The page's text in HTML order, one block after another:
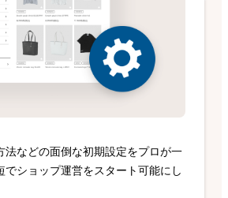
法などの面倒な初期設定をプロが一
でショップ運営をスタート可能にし